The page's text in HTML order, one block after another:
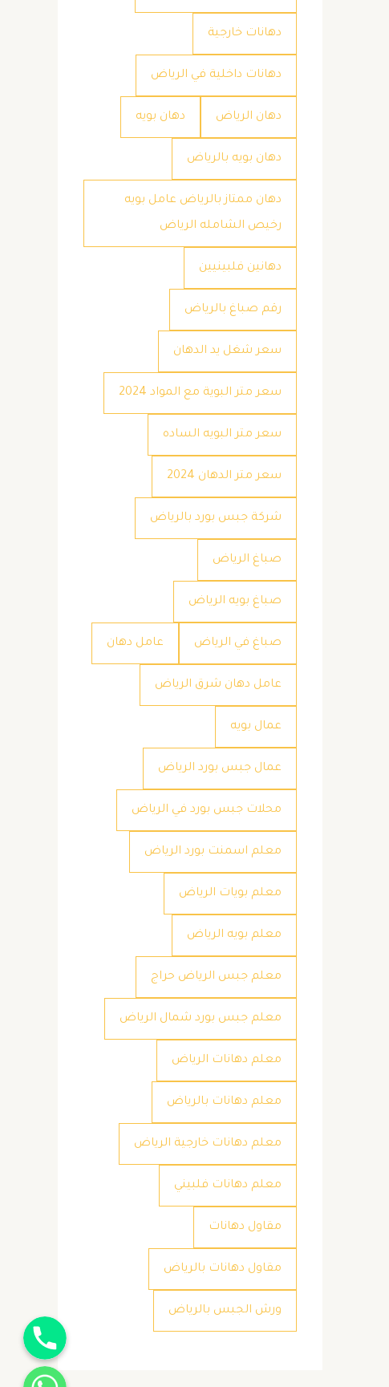
دهانات خارجية
دهانات داخلية في الرياض
دهان الرياض دهان بويه
دهان بويه بالرياض
دهان ممتاز بالرياض عامل بويه
رخيص الشامله الرياض
دهانين فلبينيين
رقم صباغ بالرياض
سعر شغل يد الدهان
سعر متر البوية مع المواد 2024
سعر متر البويه الساده
سعر متر الدهان 2024
شركة جبس بورد بالرياض
صباغ الرياض
صباغ بويه الرياض
صباغ في الرياض عامل دهان
عامل دهان شرق الرياض
عمال بويه
عمال جبس بورد الرياض
محلات جبس بورد في الرياض
معلم اسمنت بورد الرياض
معلم بويات الرياض
معلم بويه الرياض
معلم جبس الرياض حراج
معلم جبس بورد شمال الرياض
معلم دهانات الرياض
معلم دهانات بالرياض
معلم دهانات خارجية الرياض
معلم دهانات فلبيني
مقاول دهانات
مقاول دهانات بالرياض
ورش الجبس بالرياض جوال
واتساب